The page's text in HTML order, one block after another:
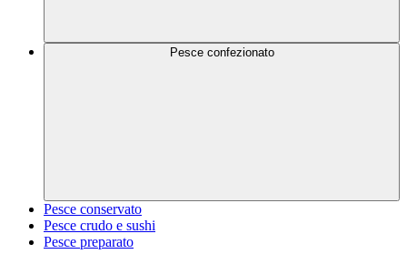
Pesce confezionato
Pesce conservato
Pesce crudo e sushi
Pesce preparato